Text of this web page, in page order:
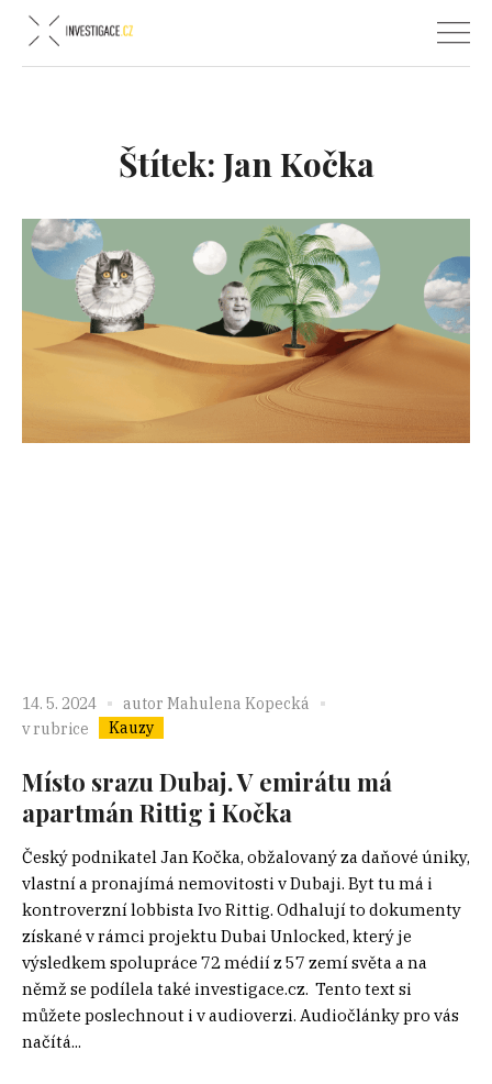
Štítek: Jan Kočka
14. 5. 2024 autor Mahulena Kopecká
v rubrice
Kauzy
Místo srazu Dubaj. V emirátu má
apartmán Rittig i Kočka
Český podnikatel Jan Kočka, obžalovaný za daňové úniky,
vlastní a pronajímá nemovitosti v Dubaji. Byt tu má i
kontroverzní lobbista Ivo Rittig. Odhalují to dokumenty
získané v rámci projektu Dubai Unlocked, který je
výsledkem spolupráce 72 médií z 57 zemí světa a na
němž se podílela také investigace.cz. Tento text si
můžete poslechnout i v audioverzi. Audiočlánky pro vás
načítá...